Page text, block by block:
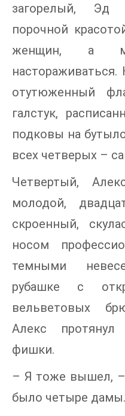
загорелый,
порочной
женщин, а
отутюженный
галстук,
подковы на
всех четверых –
Четвертый,
молодой,
скроенный,
носом
темными
рубашке с
вельветовых
Алекс протянул
фишки.
– Я тоже вышел,
было четыре